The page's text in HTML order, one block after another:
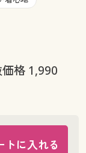
格 1,990
トに入れる